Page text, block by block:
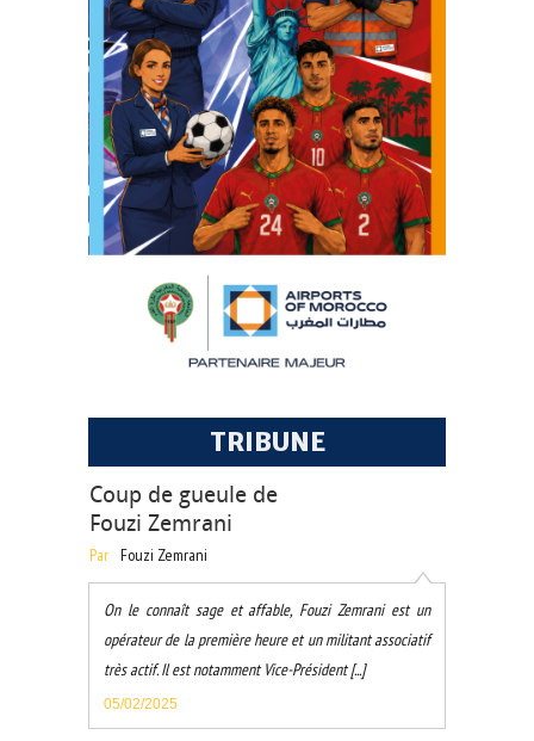
TRIBUNE
Coup de gueule de
Fouzi Zemrani
Par Fouzi Zemrani
On le connaît sage et affable, Fouzi Zemrani est un
opérateur de la première heure et un militant associatif
très actif. Il est notamment Vice-Président [...]
05/02/2025